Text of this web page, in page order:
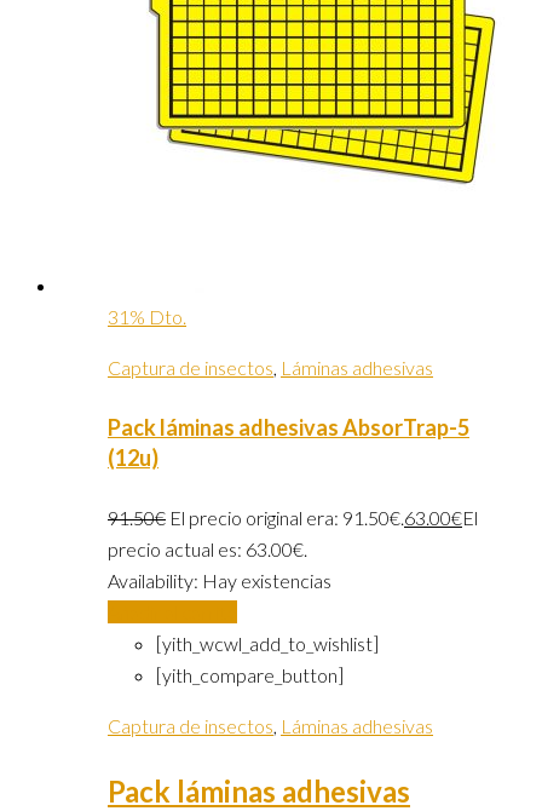
31% Dto.
Captura de insectos, Láminas adhesivas
Pack láminas adhesivas AbsorTrap-5
(12u)
91.50€ El precio original era: 91.50€.63.00€El
precio actual es: 63.00€.
Availability: Hay existencias
[yith_wcwl_add_to_wishlist]
[yith_compare_button]
Captura de insectos, Láminas adhesivas
Pack láminas adhesivas